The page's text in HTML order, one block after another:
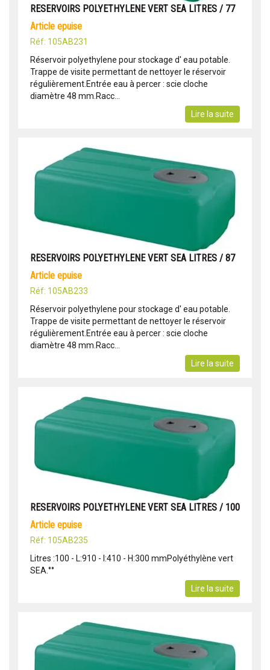
RESERVOIRS POLYETHYLENE VERT SEA LITRES / 77
article epuise
Réf: 105AB231
Réservoir polyethylene pour stockage d' eau potable.
Trappe de visite permettant de nettoyer le réservoir
régulièrement.Entrée eau à percer : scie cloche
diamètre 48 mm.Racc...
Lire la suite
RESERVOIRS POLYETHYLENE VERT SEA LITRES / 87
article epuise
Réf: 105AB233
Réservoir polyethylene pour stockage d' eau potable.
Trappe de visite permettant de nettoyer le réservoir
régulièrement.Entrée eau à percer : scie cloche
diamètre 48 mm.Racc...
Lire la suite
RESERVOIRS POLYETHYLENE VERT SEA LITRES / 100
article epuise
Réf: 105AB235
Litres :100 - L:910 - l:410 - H:300 mmPolyéthylène vert
SEA.°°
Lire la suite